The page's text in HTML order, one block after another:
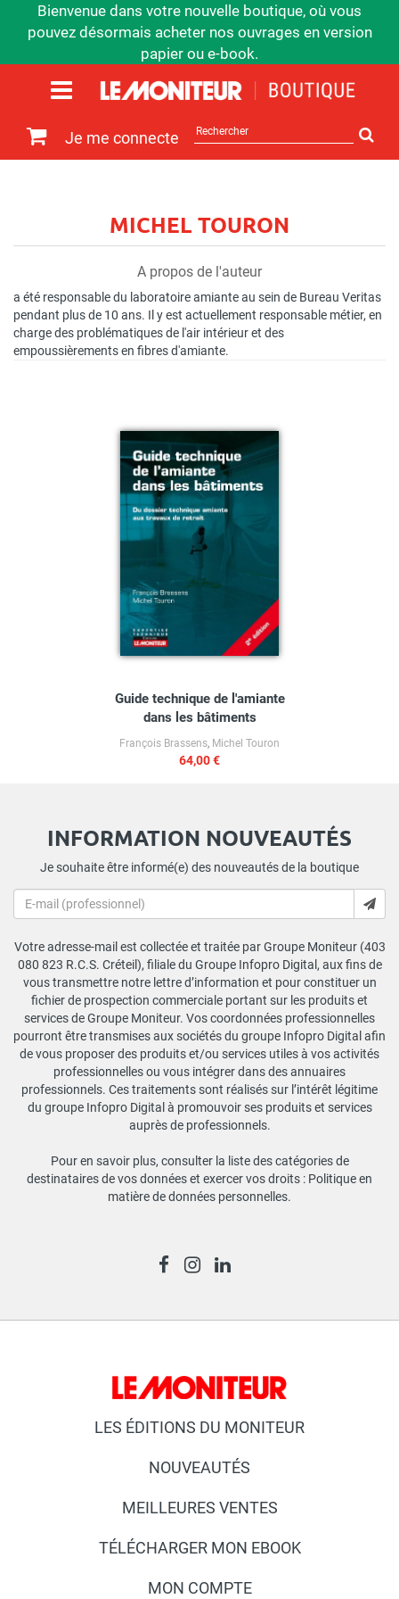
Bienvenue dans votre nouvelle boutique, où vous
pouvez désormais acheter nos ouvrages en version
papier ou e-book.
Je me connecte
sur
le
MICHEL TOURON
A propos de l'auteur
a été responsable du laboratoire amiante au sein de Bureau Veritas
pendant plus de 10 ans. Il y est actuellement responsable métier, en
charge des problématiques de l'air intérieur et des
empoussièrements en fibres d'amiante.
Guide technique de l'amiante
dans les bâtiments
François Brassens, Michel Touron
64,00 €
INFORMATION NOUVEAUTÉS
Je souhaite être informé(e) des nouveautés de la boutique
Votre adresse-mail est collectée et traitée par Groupe Moniteur (403
080 823 R.C.S. Créteil), filiale du Groupe Infopro Digital, aux fins de
vous transmettre notre lettre d’information et pour constituer un
fichier de prospection commerciale portant sur les produits et
services de Groupe Moniteur. Vos coordonnées professionnelles
pourront être transmises aux sociétés du groupe Infopro Digital afin
de vous proposer des produits et/ou services utiles à vos activités
professionnelles ou vous intégrer dans des annuaires
professionnels. Ces traitements sont réalisés sur l’intérêt légitime
du groupe Infopro Digital à promouvoir ses produits et services
auprès de professionnels.
Pour en savoir plus, consulter la liste des catégories de
destinataires de vos données et exercer vos droits : Politique en
matière de données personnelles.
LES ÉDITIONS DU MONITEUR
NOUVEAUTÉS
MEILLEURES VENTES
TÉLÉCHARGER MON EBOOK
MON COMPTE